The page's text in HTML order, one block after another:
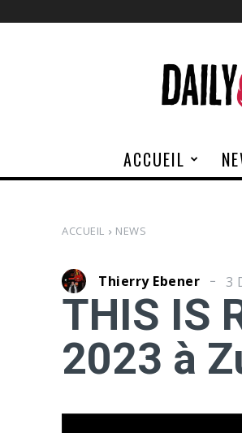
ACCUEIL
ACCUEIL NEWS
Thierry Ebener 3
THIS IS
2023 à